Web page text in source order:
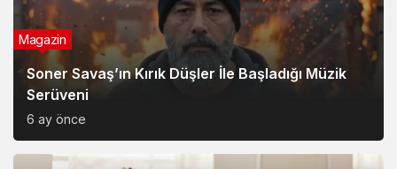
Soner Savaş’ın Kırık Düşler İle Başladığı Müzik
Serüveni
6 ay önce
Magazin